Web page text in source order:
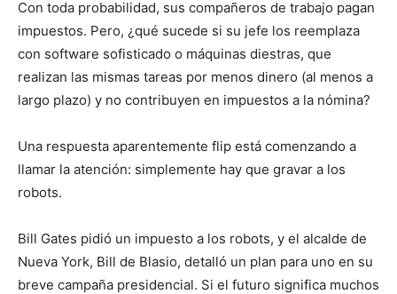
Con toda probabilidad, sus compañeros de trabajo pagan
impuestos. Pero, ¿qué sucede si su jefe los reemplaza
con software sofisticado o máquinas diestras, que
realizan las mismas tareas por menos dinero (al menos a
largo plazo) y no contribuyen en impuestos a la nómina?
Una respuesta aparentemente flip está comenzando a
llamar la atención: simplemente hay que gravar a los
robots.
Bill Gates pidió un impuesto a los robots, y el alcalde de
Nueva York, Bill de Blasio, detalló un plan para uno en su
breve campaña presidencial. Si el futuro significa muchos